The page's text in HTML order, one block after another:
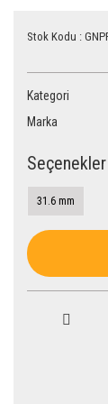
Stok Kodu :
Kategori
Marka
Seçenekler
31.6 mm